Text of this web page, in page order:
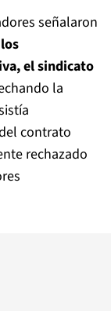
señalaron
el sindicato
la
contrato
rechazado